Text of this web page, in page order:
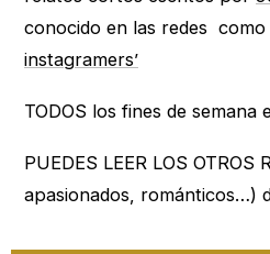
conocido en las redes como
instagramers’
TODOS los fines de semana
PUEDES LEER LOS OTROS
apasionados, románticos…)